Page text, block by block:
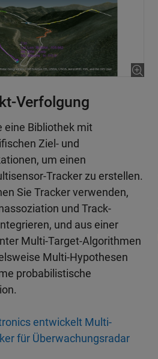
Verfolgung
eine Bibliothek mit
Ziel- und
um einen
Tracker zu erstellen.
Sie Tracker verwenden,
und Track-
und aus einer
Multi-Target-Algorithmen
Multi-Hypothesen
probabilistische
entwickelt Multi-
für Überwachungsradar